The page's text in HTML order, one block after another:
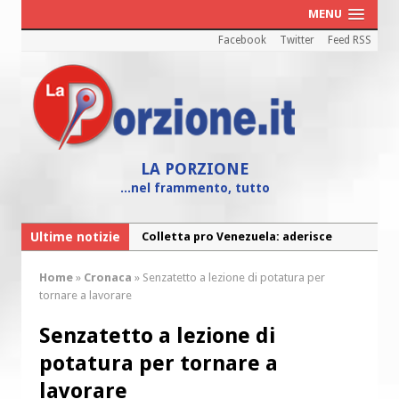
MENU
Facebook Twitter Feed RSS
LA PORZIONE
...nel frammento, tutto
Ultime notizie
Fine vita: la Chiesa Cattolica inglese si
Torna la festa della Madonnina a
Torna la festa di Sant’Andrea:
“Chiediamogli di legarci al bene”
Home » Cronaca » Senzatetto a lezione di potatura per
tornare a lavorare
Senzatetto a lezione di
potatura per tornare a
lavorare